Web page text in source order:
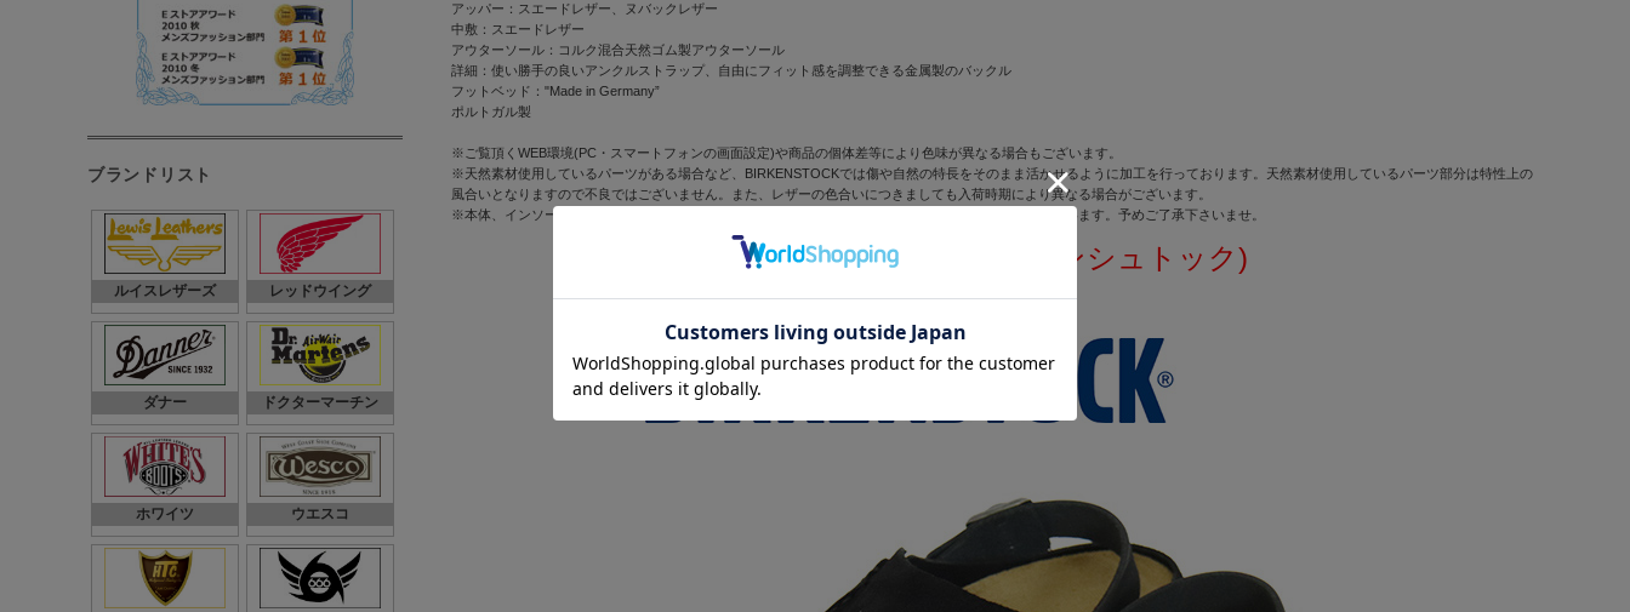
アッパー：スエードレザー、ヌバックレザー
中敷：スエードレザー
アウターソール：コルク混合天然ゴム製アウターソール
詳細：使い勝手の良いアンクルストラップ、自由にフィット感を調整できる金属製のバックル
フットベッド："Made in Germany”
ポルトガル製
※ご覧頂くWEB環境(PC・スマートフォンの画面設定)や商品の個体差等により色味が異なる場合もございます。
※天然素材使用しているパーツがある場合など、BIRKENSTOCKでは傷や自然の特長をそのまま活かせるように加工を行っております。天然素材使用しているパーツ部分は特性上の
風合いとなりますので不良ではございません。また、レザーの色合いにつきましても入荷時期により異なる場合がございます。
※本体、インソールを含む刻印形状や質感、色味等、入荷時期によりマイナーチェンジの可能性がございます。予めご了承下さいませ。
BIRKENSTOCK(ビルケンシュトック)
ブランドリスト
ルイスレザーズ レッドウイング
ダナー ドクターマーチン
ホワイツ ウエスコ